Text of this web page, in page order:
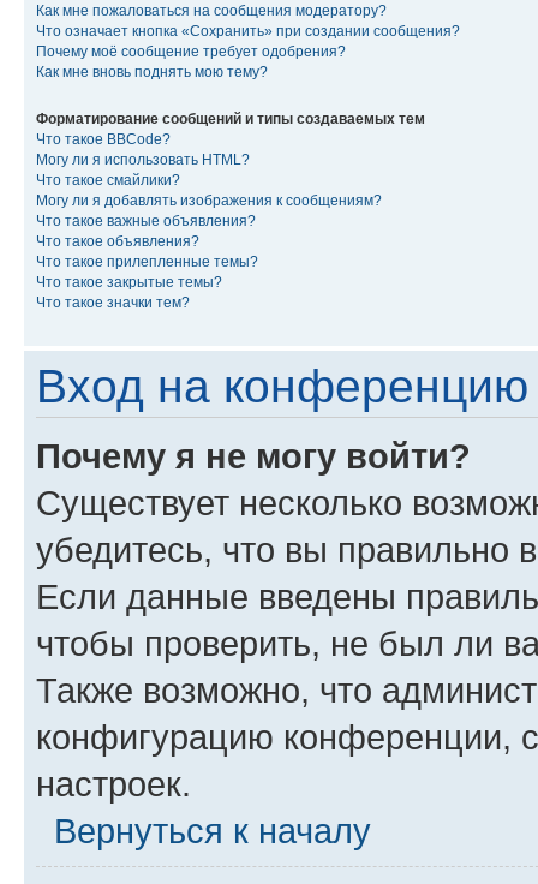
Как мне пожаловаться на сообщения модератору?
Что означает кнопка «Сохранить» при создании сообщения?
Почему моё сообщение требует одобрения?
Как мне вновь поднять мою тему?
Форматирование сообщений и типы создаваемых тем
Что такое BBCode?
Могу ли я использовать HTML?
Что такое смайлики?
Могу ли я добавлять изображения к сообщениям?
Что такое важные объявления?
Что такое объявления?
Что такое прилепленные темы?
Что такое закрытые темы?
Что такое значки тем?
Вход на конференцию
Почему я не могу войти?
Существует несколько
убедитесь, что вы правильно
Если данные введены
чтобы проверить, не был ли
Также возможно, что
конфигурацию конференции,
настроек.
Вернуться к началу